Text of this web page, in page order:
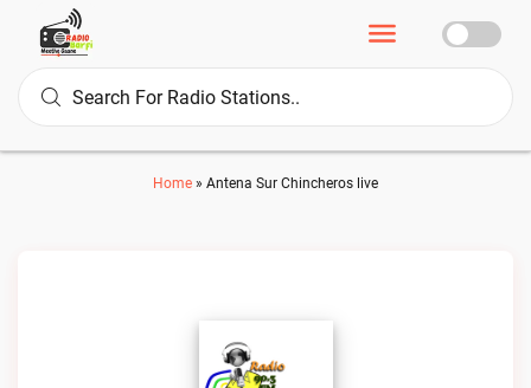
Home » Antena Sur Chincheros live